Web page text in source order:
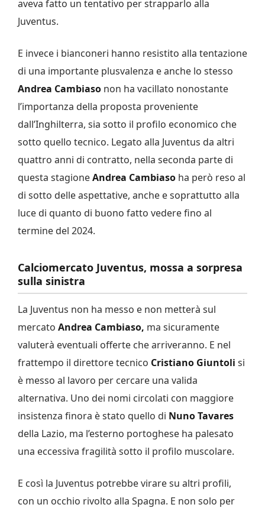
aveva fatto un tentativo per strapparlo alla
Juventus.
E invece i bianconeri hanno resistito alla tentazione
di una importante plusvalenza e anche lo stesso
Andrea Cambiaso non ha vacillato nonostante
l’importanza della proposta proveniente
dall’Inghilterra, sia sotto il profilo economico che
sotto quello tecnico. Legato alla Juventus da altri
quattro anni di contratto, nella seconda parte di
questa stagioneAndrea Cambiaso ha però reso al
di sotto delle aspettative, anche e soprattutto alla
luce di quanto di buono fatto vedere fino al
termine del 2024.
Calciomercato Juventus, mossa a sorpresa
sulla sinistra
La Juventus non ha messo e non metterà sul
mercato Andrea Cambiaso, ma sicuramente
valuterà eventuali offerte che arriveranno. E nel
frattempo il direttore tecnico Cristiano Giuntoli si
è messo al lavoro per cercare una valida
alternativa. Uno dei nomi circolati con maggiore
insistenza finora è stato quello di Nuno Tavares
della Lazio, ma l’esterno portoghese ha palesato
una eccessiva fragilità sotto il profilo muscolare.
E così la Juventus potrebbe virare su altri profili,
con un occhio rivolto alla Spagna. E non solo per